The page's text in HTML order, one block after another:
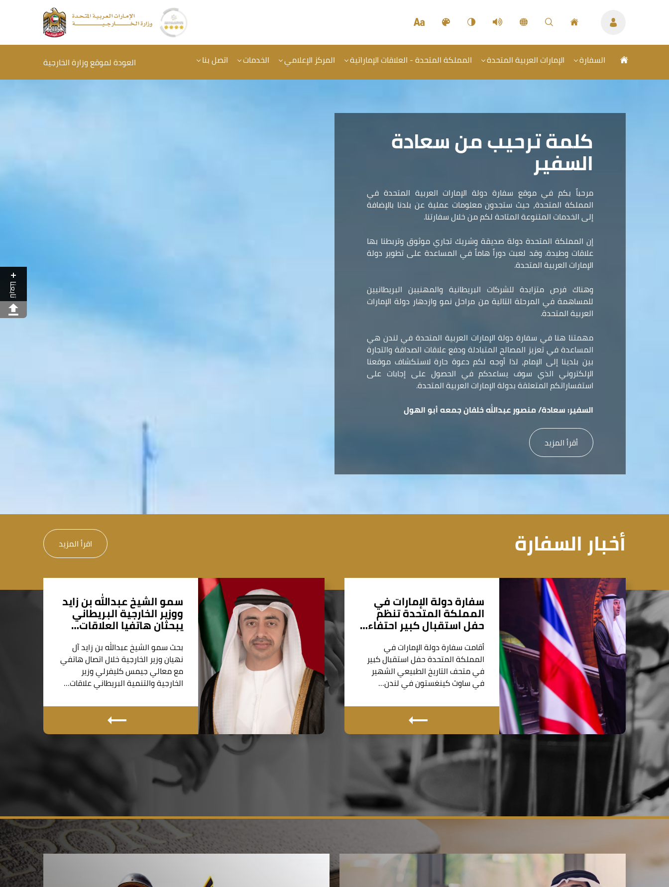
تابعنا
السفارة الإمارات العربية المتحدة المملكة المتحدة - العلاقات الإماراتية المركز الإعلامي الخدمات اتصل بنا العودة لموقع وزارة الخارجية
كلمة ترحيب من سعادة
السفير
مرحباً بكم في موقع سفارة دولة الإمارات العربية المتحدة في
المملكة المتحدة، حيث ستجدون معلومات عملية عن بلدنا بالإضافة
إلى الخدمات المتنوعة المتاحة لكم من خلال سفارتنا.
إن المملكة المتحدة دولة صديقة وشريك تجاري موثوق وتربطنا بها
علاقات وطيدة. وقد لعبت دوراً هاماً في المساعدة على تطوير دولة
الإمارات العربية المتحدة.
وهناك فرص متزايدة للشركات البريطانية والمهنيين البريطانيين
للمساهمة في المرحلة التالية من مراحل نمو وازدهار دولة الإمارات
العربية المتحدة.
مهمتنا هنا في سفارة دولة الإمارات العربية المتحدة في لندن هي
المساعدة في تعزيز المصالح المتبادلة ودفع علاقات الصداقة والتجارة
بين بلدينا إلى الإمام، لذا أوجه لكم دعوة حارة لاستكشاف موقعنا
الإلكتروني الذي سوف يساعدكم في الحصول على إجابات على
استفساراتكم المتعلقة بدولة الإمارات العربية المتحدة.
السفير: سعادة/ منصور عبدالله خلفان جمعه أبو الهول
أقرأ المزيد
أخبار السفارة اقرأ المزيد
سفارة دولة الإمارات في
المملكة المتحدة تنظم
حفل استقبال كبير احتفاء…
أقامت سفارة دولة الإمارات في
المملكة المتحدة حفل استقبال كبير
في متحف التاريخ الطبيعي الشهير
في ساوث كينغستون في لندن…
سمو الشيخ عبدالله بن زايد
ووزير الخارجية البريطاني
يبحثان هاتفيا العلاقات…
بحث سمو الشيخ عبدالله بن زايد آل
نهيان وزير الخارجية خلال اتصال هاتفي
مع معالي جيمس كليفرلي وزير
الخارجية والتنمية البريطاني علاقات…